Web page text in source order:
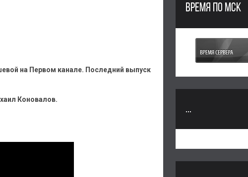
на Первом канале. Последний выпуск
Коновалов.
ВРЕМЯ ПО МСК
...